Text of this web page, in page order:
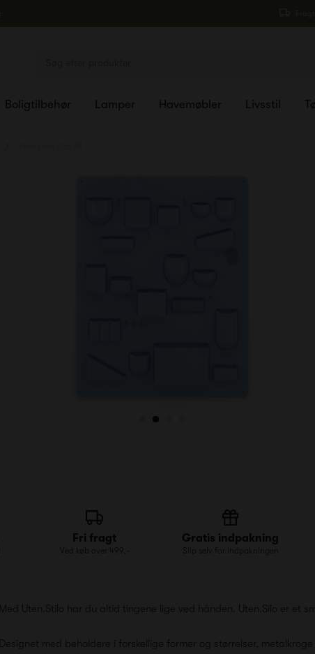
Boligtilbehør Lamper Havemøbler Livsstil
Fri fragt
Ved køb over 499,-
Gratis indpakning
Slip selv for indpakningen
Med Uten.Stilo har du altid tingene lige ved hånden. Uten.Silo er
Designet med beholdere i forskellige former og størrelser,